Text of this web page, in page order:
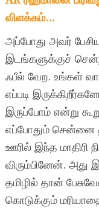
விளக்கம்…
அப்போது அவர்
இடங்களுக்குச்
ஃபீல் வேற. உங்கள்
எப்படி
இருப்போம் என்று
எப்போதும் சென்னை
ஊரில் இந்த மாதிரி
விரும்பினேன். அது
தமிழில் தான்
கொடுக்கும்